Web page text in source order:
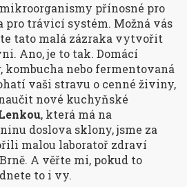
přínosné pro
pro trávicí systém. Možná vás
tato malá zázraka vytvořit
Ano, je to tak. Domácí
nebo fermentovaná
vaši stravu o cenné živiny,
nové kuchyňské
, která má na
doslova sklony, jsme za
malou laboratoř zdraví
A věřte mi, pokud to
to i vy.